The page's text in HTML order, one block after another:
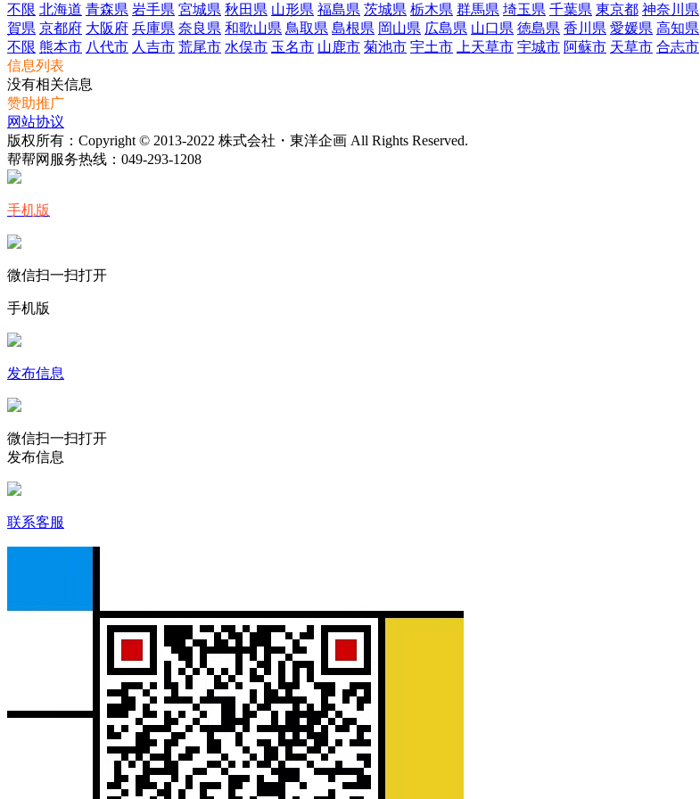
不限 北海道 青森県 岩手県 宮城県 秋田県 山形県 福島県 茨城県 栃木県 群馬県 埼玉県 千葉県 東京都 神奈川県
賀県 京都府 大阪府 兵庫県 奈良県 和歌山県 鳥取県 島根県 岡山県 広島県 山口県 徳島県 香川県 愛媛県 高知県
不限 熊本市 八代市 人吉市 荒尾市 水俣市 玉名市 山鹿市 菊池市 宇土市 上天草市 宇城市 阿蘇市 天草市 合志市
信息列表
没有相关信息
赞助推广
网站协议
版权所有：Copyright © 2013-2022 株式会社・東洋企画 All Rights Reserved.
帮帮网服务热线： 049-293-1208
手机版
微信扫一扫打开
手机版
发布信息
微信扫一扫打开
发布信息
联系客服